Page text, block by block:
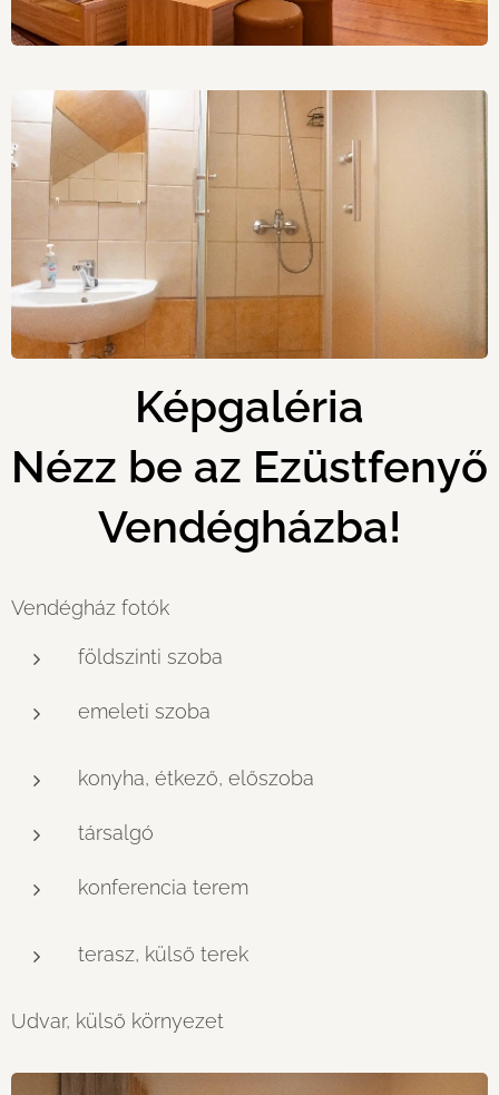
Képgaléria
Nézz be az Ezüstfenyő
Vendégházba!
Vendégház fotók
földszinti szoba
emeleti szoba
konyha, étkező, előszoba
társalgó
konferencia terem
terasz, külső terek
Udvar, külső környezet